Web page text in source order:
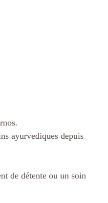
ayurvediques depuis
de détente ou un soin